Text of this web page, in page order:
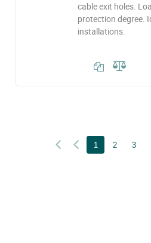
cable exit holes.
protection degree.
installations.
1 2 3